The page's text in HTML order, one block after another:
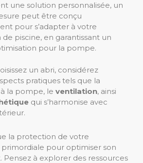
une solution personnalisée, un
peut être conçu
pour s’adapter à votre
de piscine, en garantissant un
pour la pompe.
un abri, considérez
pratiques tels que la
à la pompe, le ventilation, ainsi
qui s’harmonise avec
la protection de votre
pour optimiser son
à explorer des ressources